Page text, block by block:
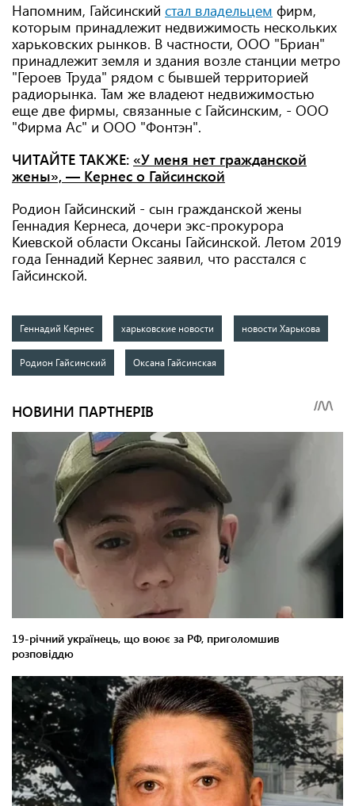
Напомним, Гайсинский стал владельцем фирм,
которым принадлежит недвижимость нескольких
харьковских рынков. В частности, ООО "Бриан"
принадлежит земля и здания возле станции метро
"Героев Труда" рядом с бывшей территорией
радиорынка. Там же владеют недвижимостью
еще две фирмы, связанные с Гайсинским, - ООО
"Фирма Ас" и ООО "Фонтэн".
ЧИТАЙТЕ ТАКЖЕ: «У меня нет гражданской
жены», — Кернес о Гайсинской
Родион Гайсинский - сын гражданской жены
Геннадия Кернеса, дочери экс-прокурора
Киевской области Оксаны Гайсинской. Летом 2019
года Геннадий Кернес заявил, что расстался с
Гайсинской.
Геннадий Кернес харьковские новости новости Харькова
Родион Гайсинский Оксана Гайсинская